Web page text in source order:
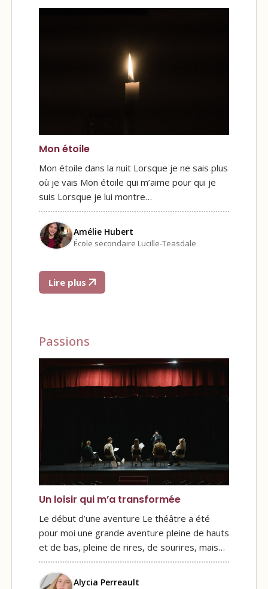
Mon étoile
Mon étoile dans la nuit Lorsque je ne sais plus
où je vais Mon étoile qui m’aime pour qui je
suis Lorsque je lui montre…
Amélie Hubert
École secondaire Lucille-Teasdale
Lire plus
Passions
Un loisir qui m’a transformée
Le début d’une aventure Le théâtre a été
pour moi une grande aventure pleine de hauts
et de bas, pleine de rires, de sourires, mais…
Alycia Perreault